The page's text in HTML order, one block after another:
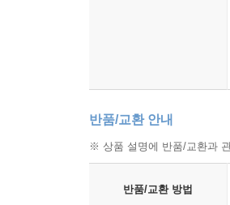
반품/교환 안내
※ 상품 설명에 반품/교환과
반품/교환 방법